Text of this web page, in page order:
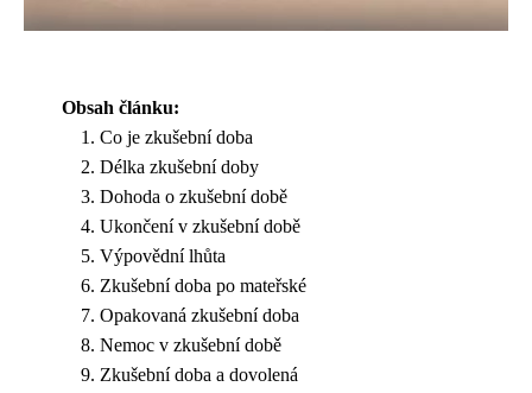
Obsah článku:
Co je zkušební doba
Délka zkušební doby
Dohoda o zkušební době
Ukončení v zkušební době
Výpovědní lhůta
Zkušební doba po mateřské
Opakovaná zkušební doba
Nemoc v zkušební době
Zkušební doba a dovolená